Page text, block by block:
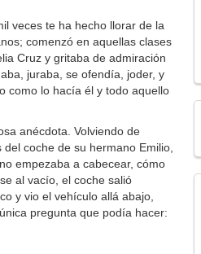
veces te ha hecho llorar de la
comenzó en aquellas clases
Cruz y gritaba de admiración
juraba, se ofendía, joder, y
como lo hacía él y todo aquello
anécdota. Volviendo de
coche de su hermano Emilio,
empezaba a cabecear, cómo
al vacío, el coche salió
y vio el vehículo allá abajo,
pregunta que podía hacer: